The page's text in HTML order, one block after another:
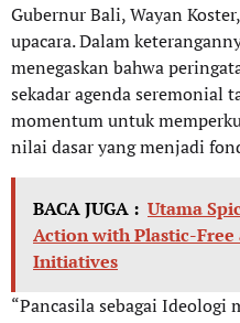
Gubernur Bali, Wayan
upacara. Dalam
menegaskan bahwa
sekadar agenda seremonial
momentum untuk
nilai dasar yang menjadi
BACA JUGA : Utama
Action with Plastic-
Initiatives
“Pancasila sebagai Ideologi